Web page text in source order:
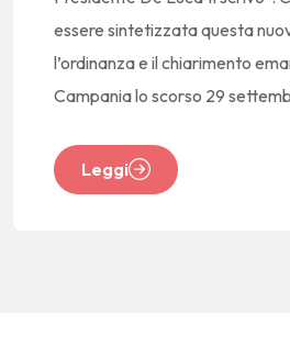
essere sintetizzata questa
l’ordinanza e il chiarimento
Campania lo scorso 29
Leggi